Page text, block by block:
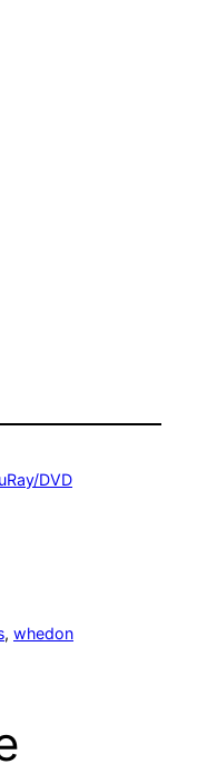
DVD
, whedon